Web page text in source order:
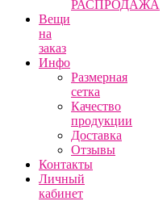
РАСПРОДАЖА
Вещи
на
заказ
Инфо
Размерная
сетка
Качество
продукции
Доставка
Отзывы
Контакты
Личный
кабинет